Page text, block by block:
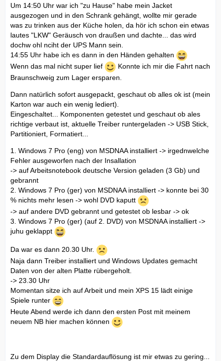
Um 14:50 Uhr war ich "zu Hause" habe mein Jacket
ausgezogen und in den Schrank gehängt, wollte mir gerade
was zu trinken aus der Küche holen, da hör ich schon ein etwas
lautes "LKW" Geräusch von draußen und dachte... das wird
dochw ohl nciht der UPS Mann sein.
14:55 Uhr habe ich es dann in den Händen gehalten
Wenn das mal nicht super lief
Konnte ich mir die Fahrt nach
Braunschweig zum Lager ersparen.
Dann natürlich sofort ausgepackt, geschaut ob alles ok ist (mein
Karton war auch ein wenig lediert).
Eingeschaltet... Komponenten getestet und geschaut ob ales
richtige verbaut ist, aktuelle Treiber runtergeladen -> USB Stick,
Partitioniert, Formatiert...
1. Windows 7 Pro (eng) von MSDNAA installiert -> irgednwelche
Fehler ausgeworfen nach der Insallation
-> auf Arbeitsnotebook deutsche Version geladen (3 Gb) und
gebrannt
2. Windows 7 Pro (ger) von MSDNAA installiert -> konnte bei 30
% nichts mehr lesen -> wohl DVD kaputt
-> auf andere DVD gebrannt und getestet ob lesbar -> ok
3. Windows 7 Pro (ger) (auf 2. DVD) von MSDNAA installiert ->
juhu geklappt
Da war es dann 20.30 Uhr.
Naja dann Treiber installiert und Windows Updates gemacht
Daten von der alten Platte rübergeholt.
-> 23.30 Uhr
Momentan sitze ich auf Arbeit und mein XPS 15 lädt einige
Spiele runter
Heute Abend werde ich dann den ersten Post mit meinem
neuem NB hier machen können
Zu dem Display die Standardauflösung ist mir etwas zu gering...